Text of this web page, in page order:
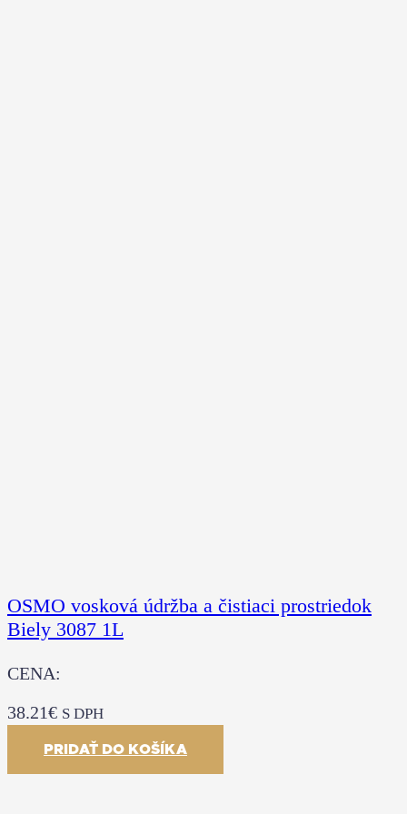
OSMO vosková údržba a čistiaci prostriedok
Biely 3087 1L
CENA:
38.21€ S DPH
PRIDAŤ DO KOŠÍKA